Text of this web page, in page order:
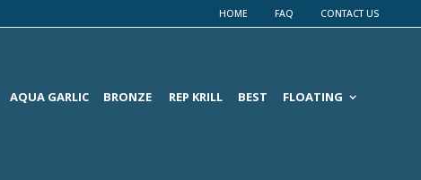
HOME FAQ CONTACT US
FLOATING
BEST
REP KRILL
AQUA GARLIC BRONZE